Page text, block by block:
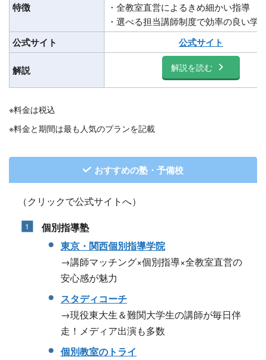
特徴
・全教室直営によるきめ細かい指導
・選べる担当講師制度で効率の良い学
公式サイト 公式サイト
解説 解説を読む
※料金は税込
※料金と期間は最も人気のプランを記載
おすすめの塾・予備校
（クリックで公式サイトへ）
個別指導塾
東京・関西個別指導学院
→講師マッチング×個別指導×全教室直営の
安心感が魅力
スタディコーチ
→現役東大生＆難関大学生の講師が毎日伴
走！メディア出演も多数
個別教室のトライ